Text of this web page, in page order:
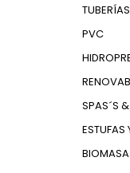
PVC
SPAS´S
ESTUFAS
BIOMASA